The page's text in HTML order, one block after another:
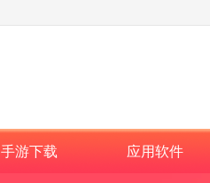
手游下载 应用软件